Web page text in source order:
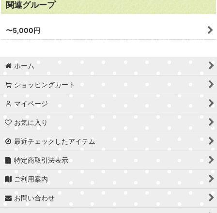
関連グループ
〜5,000円
ホーム
ショッピングカート
マイページ
お気に入り
最近チェックしたアイテム
特定商取引法表示
ご利用案内
お問い合わせ